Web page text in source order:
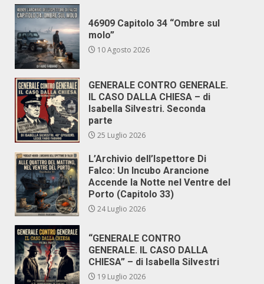
46909 Capitolo 34 “Ombre sul
molo”
10 Agosto 2026
GENERALE CONTRO GENERALE.
IL CASO DALLA CHIESA – di
Isabella Silvestri. Seconda
parte
25 Luglio 2026
L’Archivio dell’Ispettore Di
Falco: Un Incubo Arancione
Accende la Notte nel Ventre del
Porto (Capitolo 33)
24 Luglio 2026
“GENERALE CONTRO
GENERALE. IL CASO DALLA
CHIESA” – di Isabella Silvestri
19 Luglio 2026